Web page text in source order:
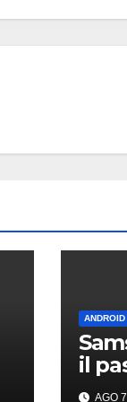
ANDROID
il
AGO